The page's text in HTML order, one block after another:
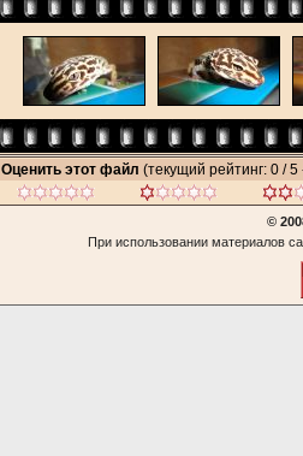
Оценить этот файл (текущий рейтинг: 0 / 5
©
При использовании материалов